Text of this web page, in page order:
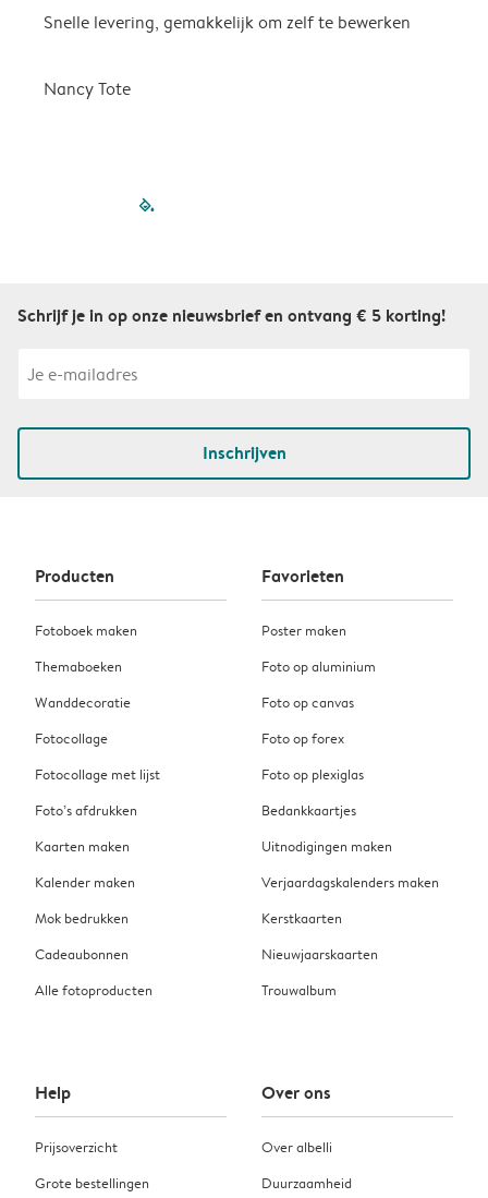
Snelle levering, gemakkelijk om zelf te bewerken
Nancy Tote
filled-pagination
Schrijf je in op onze nieuwsbrief en ontvang € 5 korting!
Inschrijven
Producten
Fotoboek maken
Themaboeken
Wanddecoratie
Fotocollage
Fotocollage met lijst
Foto’s afdrukken
Kaarten maken
Kalender maken
Mok bedrukken
Cadeaubonnen
Alle fotoproducten
Favorieten
Poster maken
Foto op aluminium
Foto op canvas
Foto op forex
Foto op plexiglas
Bedankkaartjes
Uitnodigingen maken
Verjaardagskalenders maken
Kerstkaarten
Nieuwjaarskaarten
Trouwalbum
Help
Prijsoverzicht
Grote bestellingen
Over ons
Over albelli
Duurzaamheid